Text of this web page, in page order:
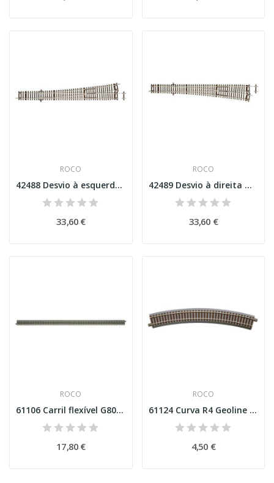
ROCO
42488 Desvio à esquerda WI10 Esc H0
33,60 €
ROCO
42489 Desvio à direita WI10 Esc H0
33,60 €
ROCO
61106 Carril flexível G800 Esc H0
17,80 €
ROCO
61124 Curva R4 Geoline Esc H0
4,50 €